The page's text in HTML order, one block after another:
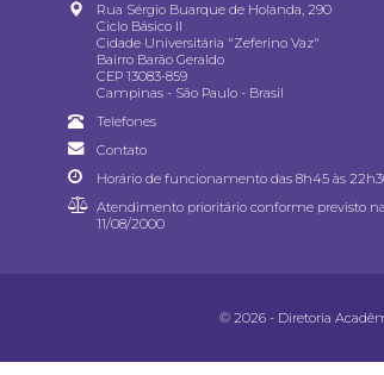
Rua Sérgio Buarque de Holanda, 290
Ciclo Básico II
Cidade Universitária "Zeferino Vaz"
Bairro Barão Geraldo
CEP 13083-859
Campinas - São Paulo - Brasil
Telefones
Contato
Horário de funcionamento das 8h45 às
Atendimento prioritário conforme previsto na
11/08/2000
© 2026 - Diretoria